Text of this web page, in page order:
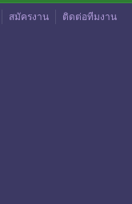
สมัครงาน ติดต่อทีมงาน